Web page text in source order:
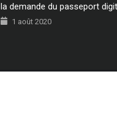
la demande du passeport
1 août 2020